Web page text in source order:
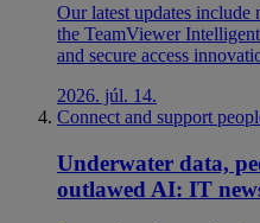
Our latest updates
the TeamViewer
and secure access
2026. júl. 14.
Connect and support
Underwater data,
outlawed AI: IT